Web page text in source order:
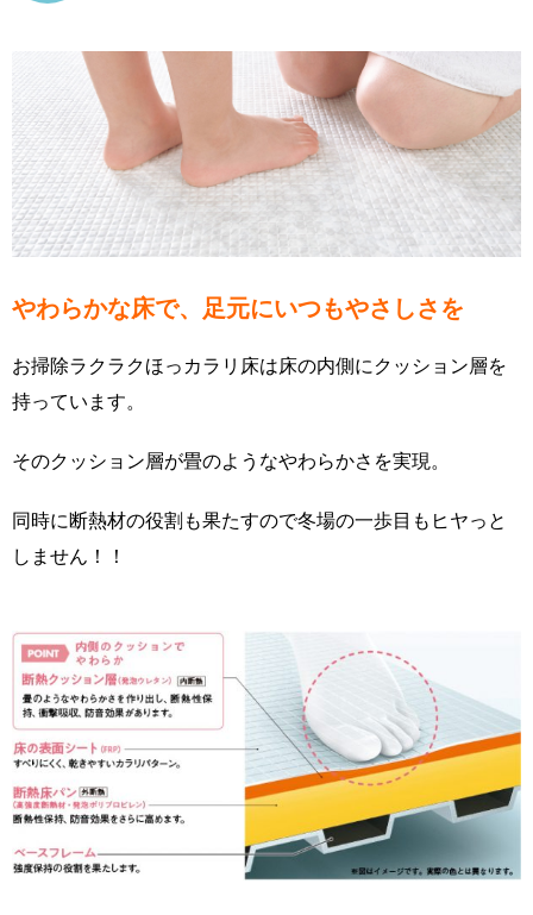
やわらかな床で、足元にいつもやさしさを
お掃除ラクラクほっカラリ床は床の内側にクッション層を
持っています。
そのクッション層が畳のようなやわらかさを実現。
同時に断熱材の役割も果たすので冬場の一歩目もヒヤっと
しません ！！